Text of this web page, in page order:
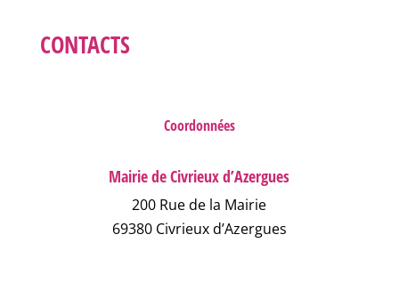
CONTACTS
Coordonnées
Mairie de Civrieux d’Azergues
200 Rue de la Mairie
69380 Civrieux d’Azergues